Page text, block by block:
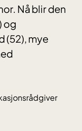
Nå blir den
og
(52), mye